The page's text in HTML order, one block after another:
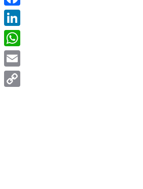
Facebook
LinkedIn
WhatsApp
Email